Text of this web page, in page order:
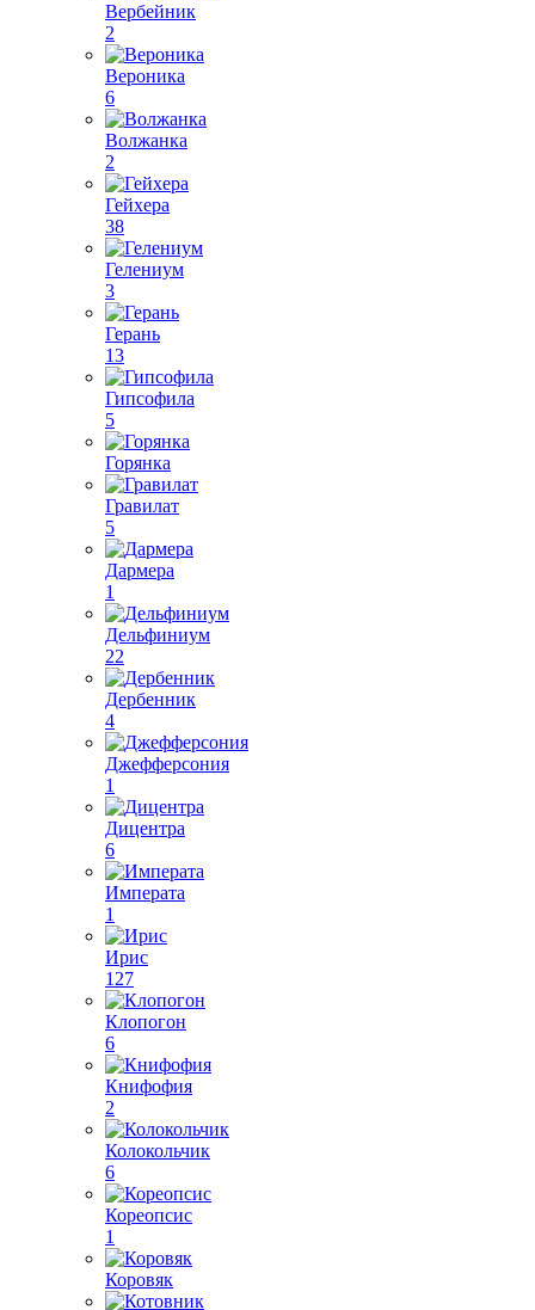
Вербейник
2
Вероника
6
Волжанка
2
Гейхера
38
Гелениум
3
Герань
13
Гипсофила
5
Горянка
Гравилат
5
Дармера
1
Дельфиниум
22
Дербенник
4
Джефферсония
1
Дицентра
6
Императа
1
Ирис
127
Клопогон
6
Книфофия
2
Колокольчик
6
Кореопсис
1
Коровяк